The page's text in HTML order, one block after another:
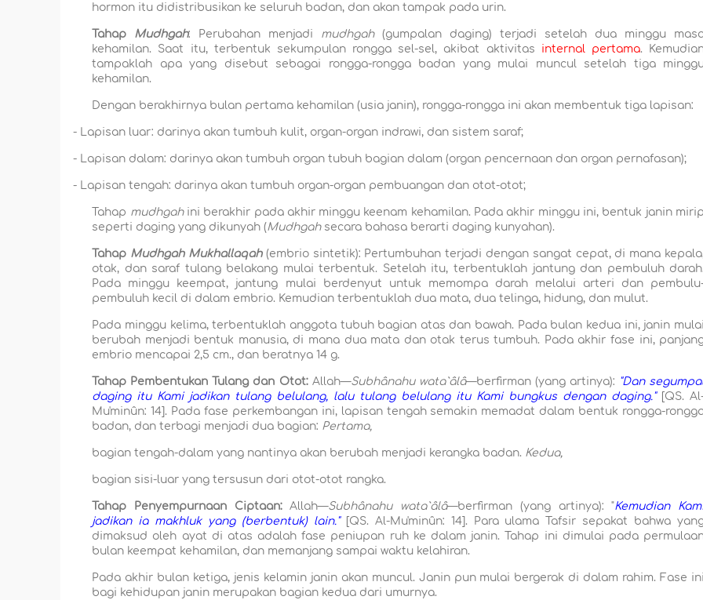
hormon itu didistribusikan ke seluruh badan, dan akan tampak pada urin.
Tahap Mudhgah: Perubahan menjadi mudhgah(gumpalan daging) terjadi setelah dua minggu
kehamilan. Saat itu, terbentuk sekumpulan rongga sel-sel, akibat aktivitas internal pertama.
tampaklah apa yang disebut sebagai rongga-rongga badan yang mulai muncul setelah tiga
kehamilan.
Dengan berakhirnya bulan pertama kehamilan (usia janin), rongga-rongga ini akan membentuk tiga lapisan:
- Lapisan luar: darinya akan tumbuh kulit, organ-organ indrawi, dan sistem saraf;
- Lapisan dalam: darinya akan tumbuh organ tubuh bagian dalam (organ pencernaan dan organ pernafasan);
- Lapisan tengah: darinya akan tumbuh organ-organ pembuangan dan otot-otot;
Tahap mudhgahini berakhir pada akhir minggu keenam kehamilan. Pada akhir minggu ini, bentuk janin mirip
seperti daging yang dikunyah (Mudhgahsecara bahasa berarti daging kunyahan).
Tahap Mudhgah Mukhallaqah(embrio sintetik): Pertumbuhan terjadi dengan sangat cepat, di mana
otak, dan saraf tulang belakang mulai terbentuk. Setelah itu, terbentuklah jantung dan pembuluh darah.
Pada minggu keempat, jantung mulai berdenyut untuk memompa darah melalui arteri dan
pembuluh kecil di dalam embrio. Kemudian terbentuklah dua mata, dua telinga, hidung, dan mulut.
Pada minggu kelima, terbentuklah anggota tubuh bagian atas dan bawah. Pada bulan kedua ini, janin mulai
berubah menjadi bentuk manusia, di mana dua mata dan otak terus tumbuh. Pada akhir fase ini,
embrio mencapai 2,5 cm., dan beratnya 14 g.
Tahap Pembentukan Tulang dan Otot:Allah—Subhânahu wata`âlâ—berfirman (yang artinya): "Dan
daging itu Kami jadikan tulang belulang, lalu tulang belulang itu Kami bungkus dengan daging."
[QS.
Mu'minûn: 14]. Pada fase perkembangan ini, lapisan tengah semakin memadat dalam bentuk rongga-
badan, dan terbagi menjadi dua bagian: Pertama,
bagian tengah-dalam yang nantinya akan berubah menjadi kerangka badan. Kedua,
bagian sisi-luar yang tersusun dari otot-otot rangka.
Tahap Penyempurnaan Ciptaan:Allah—Subhânahu wata`âlâ—berfirman (yang artinya): "Kemudian
jadikan ia makhluk yang (berbentuk) lain."[QS. Al-Mu'minûn: 14]. Para ulama Tafsir sepakat bahwa
dimaksud oleh ayat di atas adalah fase peniupan ruh ke dalam janin. Tahap ini dimulai pada
bulan keempat kehamilan, dan memanjang sampai waktu kelahiran.
Pada akhir bulan ketiga, jenis kelamin janin akan muncul. Janin pun mulai bergerak di dalam rahim. Fase ini
bagi kehidupan janin merupakan bagian kedua dari umurnya.